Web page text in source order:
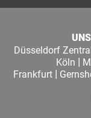
Düsseldorf
Köln |
Frankfurt |